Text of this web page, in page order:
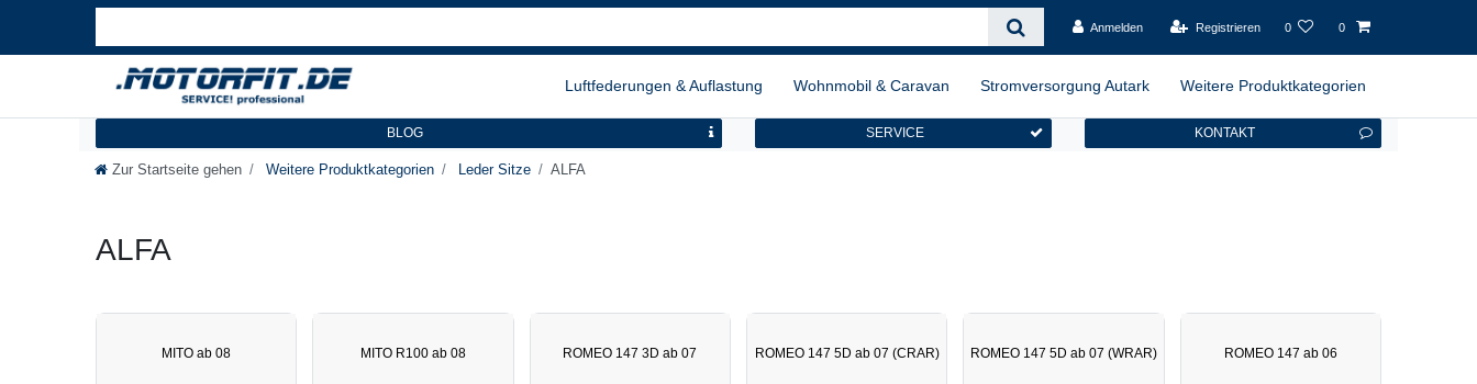
Anmelden Registrieren 0 0
Luftfederungen & Auflastung Wohnmobil & Caravan Stromversorgung Autark Weitere Produktkategorien
BLOG SERVICE KONTAKT
Zur Startseite gehen Weitere Produktkategorien Leder Sitze ALFA
ALFA
MITO ab 08 MITO R100 ab 08 ROMEO 147 3D ab 07 ROMEO 147 5D ab 07 (CRAR) ROMEO 147 5D ab 07 (WRAR) ROMEO 147 ab 06